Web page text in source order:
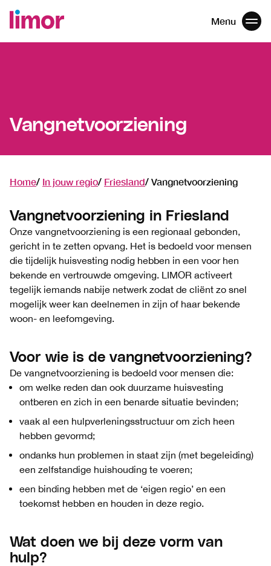
Navigatie
overslaan
Menu
Vangnetvoorziening
Home In jouw regio Friesland Vangnetvoorziening
Vangnetvoorziening in Friesland
Onze vangnetvoorziening is een regionaal gebonden,
gericht in te zetten opvang. Het is bedoeld voor mensen
die tijdelijk huisvesting nodig hebben in een voor hen
bekende en vertrouwde omgeving. LIMOR activeert
tegelijk iemands nabije netwerk zodat de cliënt zo snel
mogelijk weer kan deelnemen in zijn of haar bekende
woon- en leefomgeving.
Voor wie is de vangnetvoorziening?
De vangnetvoorziening is bedoeld voor mensen die:
om welke reden dan ook duurzame huisvesting
ontberen en zich in een benarde situatie bevinden;
vaak al een hulpverleningsstructuur om zich heen
hebben gevormd;
ondanks hun problemen in staat zijn (met begeleiding)
een zelfstandige huishouding te voeren;
een binding hebben met de ‘eigen regio’ en een
toekomst hebben en houden in deze regio.
Wat doen we bij deze vorm van
hulp?